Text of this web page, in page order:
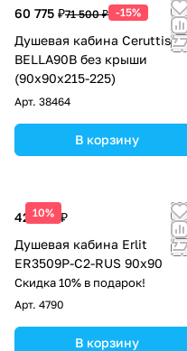
60 775 ₽71 500 ₽ -15%
Душевая кабина Ceruttispa
BELLA90B без крыши
(90x90x215-225)
Арт. 38464
В корзину
10%
42 380 ₽
Душевая кабина Erlit
ER3509P-C2-RUS 90x90
Скидка 10% в подарок!
Арт. 4790
В корзину